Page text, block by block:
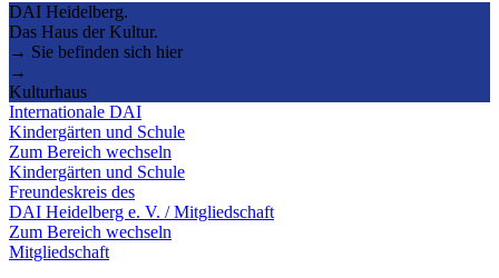
DAI Heidelberg.
Das Haus der Kultur.
→ Sie befinden sich hier
→
Kulturhaus
Internationale DAI
Kindergärten und Schule
Zum Bereich wechseln
Kindergärten und Schule
Freundeskreis des
DAI Heidelberg e. V. / Mitgliedschaft
Zum Bereich wechseln
Mitgliedschaft